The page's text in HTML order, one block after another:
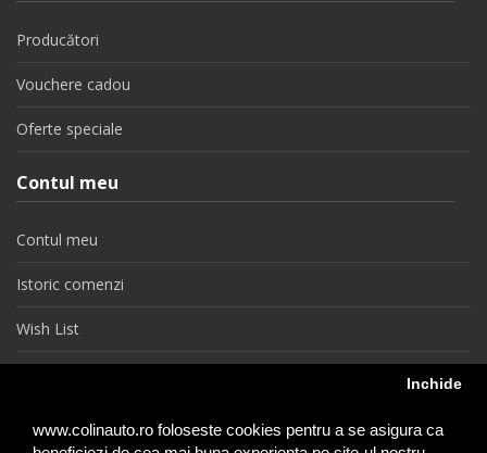
www.colinauto.ro foloseste cookies pentru a se asigura ca
Inchide
Producători
Vouchere cadou
Oferte speciale
Contul meu
Contul meu
Istoric comenzi
Wish List